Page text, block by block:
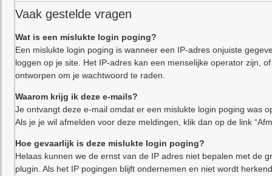
Vaak gestelde vragen
Wat is een mislukte login poging?
Een mislukte login poging is wanneer een IP-adres onjuiste
loggen op je site. Het IP-adres kan een menselijke operator zijn,
ontworpen om je wachtwoord te raden.
Waarom krijg ik deze e-mails?
Je ontvangt deze e-mail omdat er een mislukte login poging was
Als je je wil afmelden voor deze meldingen, klik dan op de link
Hoe gevaarlijk is deze mislukte login poging?
Helaas kunnen we de ernst van de IP adres niet bepalen met de
plugin. Als het IP pogingen blijft ondernemen en niet wordt